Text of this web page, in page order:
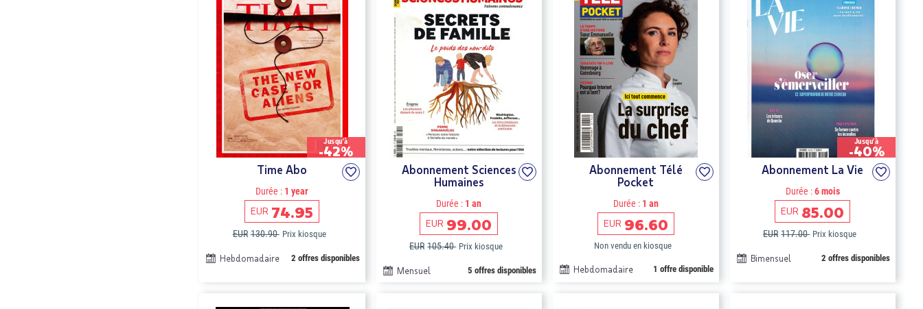
Jusqu'à
-42%
Time Abo
Durée : 1 year
EUR 74.95
EUR 130.90 Prix kiosque
Hebdomadaire 2 offres disponibles
Abonnement Sciences
Humaines
Durée : 1 an
EUR 99.00
EUR 105.40 Prix kiosque
Mensuel 5 offres disponibles
Abonnement Télé
Pocket
Durée :1 an
EUR 96.60
Non vendu en kiosque
Hebdomadaire 1 offre disponible
Jusqu'à
-40%
Abonnement La Vie
Durée :6 mois
EUR 85.00
EUR 117.00 Prix kiosque
Bimensuel 2 offres disponibles